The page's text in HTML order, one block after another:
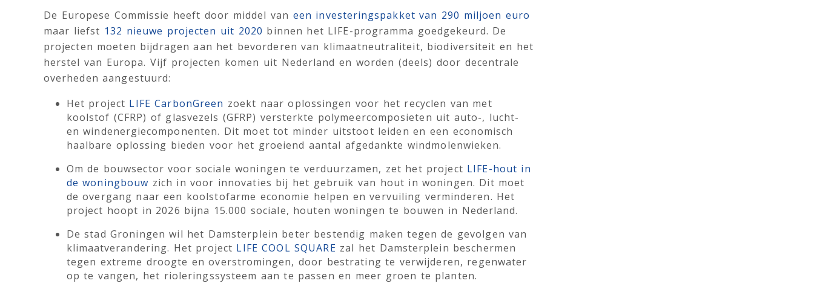
De Europese Commissie heeft door middel van een investeringspakket van 290 miljoen euro
maar liefst 132 nieuwe projecten uit 2020 binnen het LIFE-programma goedgekeurd. De
projecten moeten bijdragen aan het bevorderen van klimaatneutraliteit, biodiversiteit en het
herstel van Europa. Vijf projecten komen uit Nederland en worden (deels) door decentrale
overheden aangestuurd:
Het project LIFE CarbonGreen zoekt naar oplossingen voor het recyclen van met
koolstof (CFRP) of glasvezels (GFRP) versterkte polymeercomposieten uit auto-, lucht-
en windenergiecomponenten. Dit moet tot minder uitstoot leiden en een economisch
haalbare oplossing bieden voor het groeiend aantal afgedankte windmolenwieken.
Om de bouwsector voor sociale woningen te verduurzamen, zet het project LIFE-hout in
de woningbouw zich in voor innovaties bij het gebruik van hout in woningen. Dit moet
de overgang naar een koolstofarme economie helpen en vervuiling verminderen. Het
project hoopt in 2026 bijna 15.000 sociale, houten woningen te bouwen in Nederland.
De stad Groningen wil het Damsterplein beter bestendig maken tegen de gevolgen van
klimaatverandering. Het project LIFE COOL SQUARE zal het Damsterplein beschermen
tegen extreme droogte en overstromingen, door bestrating te verwijderen, regenwater
op te vangen, het rioleringssysteem aan te passen en meer groen te planten.